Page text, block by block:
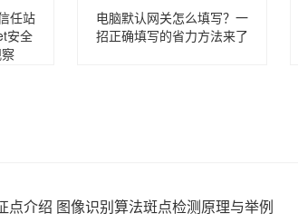
任站
安全
电脑默认网关怎么填写？一
招正确填写的省力方法来了
点介绍 图像识别算法斑点检测原理与举例